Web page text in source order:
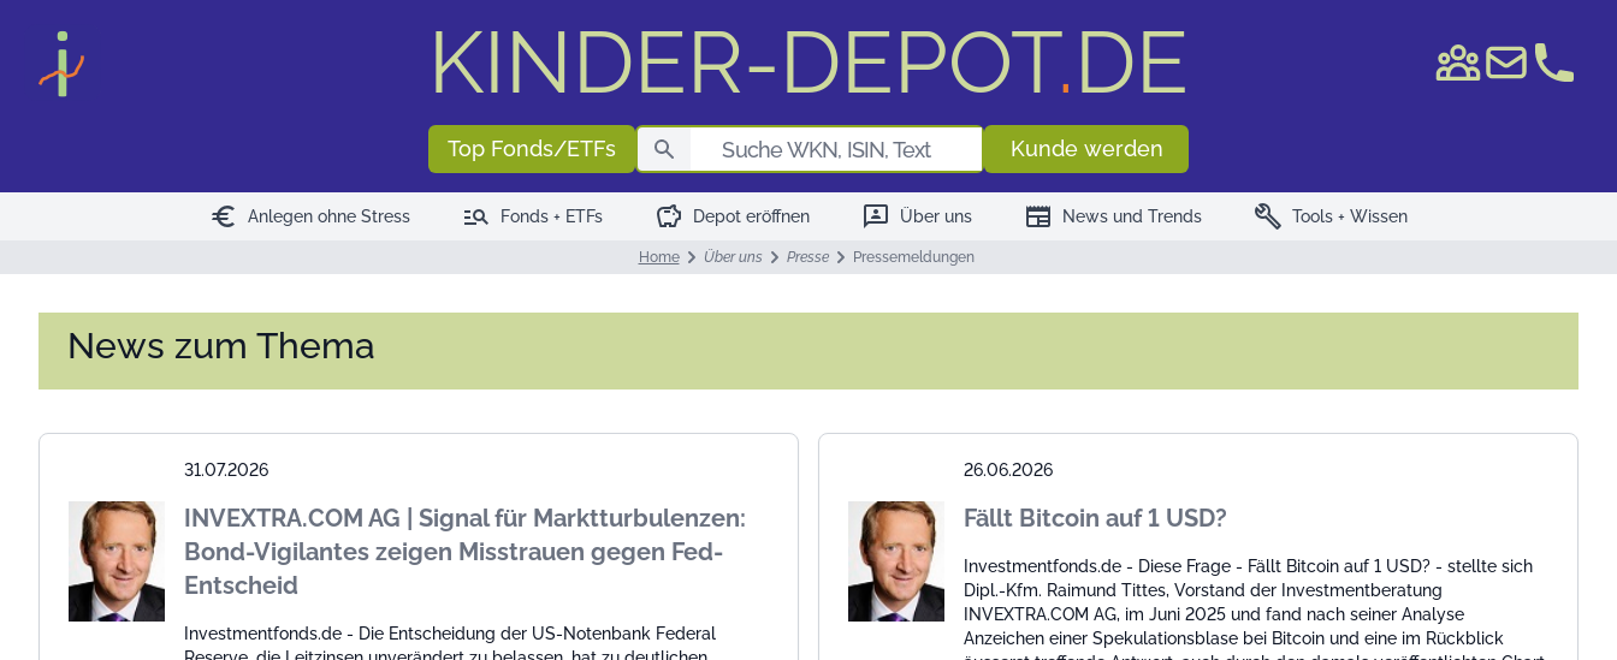
KINDER-DEPOT.DE
Top Fonds/ETFs Fondssuche WKN/ISIN
Kunde werden
euro Anlegen ohne Stress manage_search Fonds + ETFs savings Depot eröffnen 3p Über uns newspaper News und Trends build Tools + Wissen
Home Über uns Presse Pressemeldungen
News zum Thema
31.07.2026
INVEXTRA.COM AG | Signal für Marktturbulenzen:
Bond-Vigilantes zeigen Misstrauen gegen Fed-
Entscheid
Investmentfonds.de - Die Entscheidung der US-Notenbank Federal
26.06.2026
Fällt Bitcoin auf 1 USD?
Investmentfonds.de - Diese Frage - Fällt Bitcoin auf 1 USD? - stellte sich
Dipl.-Kfm. Raimund Tittes, Vorstand der Investmentberatung
INVEXTRA.COM AG, im Juni 2025 und fand nach seiner Analyse
Anzeichen einer Spekulationsblase bei Bitcoin und eine im Rückblick